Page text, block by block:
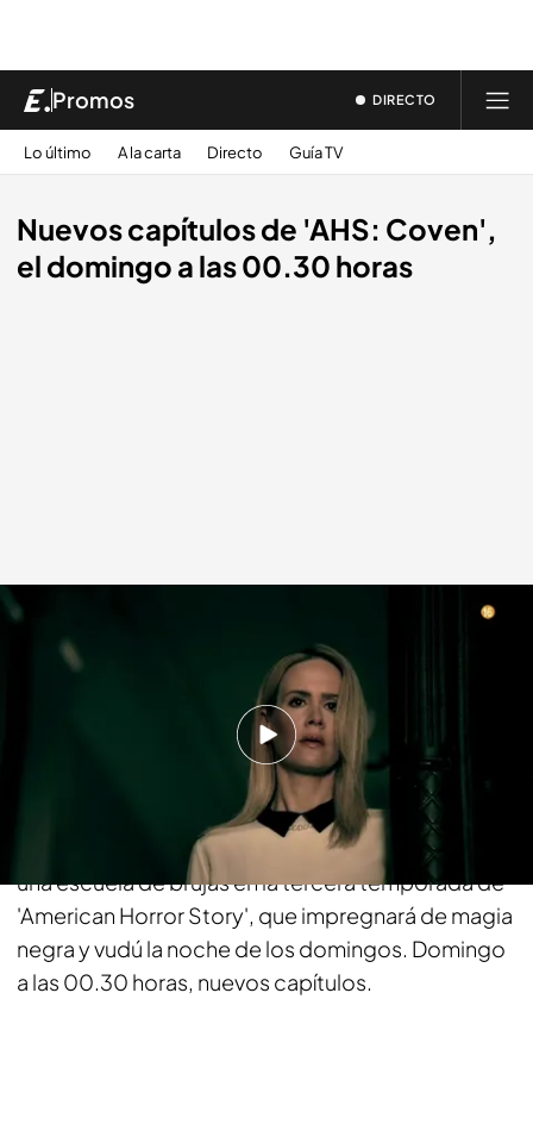
Promos DIRECTO
Lo último A la carta Directo Guía TV
Nuevos capítulos de 'AHS: Coven',
el domingo a las 00.30 horas
energy.es
10 NOV 2016 - 09:56h.
Brujas, hechiceras, aquelarres y como escenario,
la ciudad de Nueva Orleans. Jessica Lange dirige
una escuela de brujas en la tercera temporada de
'American Horror Story', que impregnará de magia
negra y vudú la noche de los domingos. Domingo
a las 00.30 horas, nuevos capítulos.